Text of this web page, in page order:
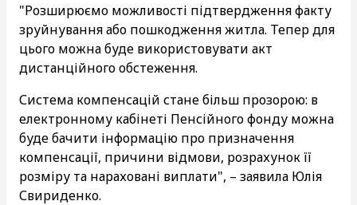
"Розширюємо можливості підтвердження факту
зруйнування або пошкодження житла. Тепер для
цього можна буде використовувати акт
дистанційного обстеження.
Система компенсацій стане більш прозорою: в
електронному кабінеті Пенсійного фонду можна
буде бачити інформацію про призначення
компенсації, причини відмови, розрахунок її
розміру та нараховані виплати", – заявила Юлія
Свириденко.